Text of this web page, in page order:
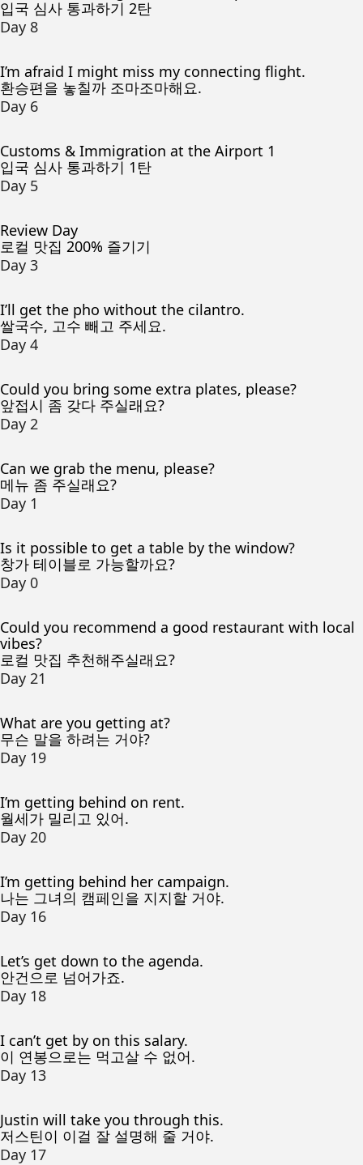
입국 심사 통과하기 2탄
Day 8
I’m afraid I might miss my connecting flight.
환승편을 놓칠까 조마조마해요.
Day 6
Customs & Immigration at the Airport 1
입국 심사 통과하기 1탄
Day 5
Review Day
로컬 맛집 200% 즐기기
Day 3
I’ll get the pho without the cilantro.
쌀국수, 고수 빼고 주세요.
Day 4
Could you bring some extra plates, please?
앞접시 좀 갖다 주실래요?
Day 2
Can we grab the menu, please?
메뉴 좀 주실래요?
Day 1
Is it possible to get a table by the window?
창가 테이블로 가능할까요?
Day 0
Could you recommend a good restaurant with local
vibes?
로컬 맛집 추천해주실래요?
Day 21
What are you getting at?
무슨 말을 하려는 거야?
Day 19
I’m getting behind on rent.
월세가 밀리고 있어.
Day 20
I’m getting behind her campaign.
나는 그녀의 캠페인을 지지할 거야.
Day 16
Let’s get down to the agenda.
안건으로 넘어가죠.
Day 18
I can’t get by on this salary.
이 연봉으로는 먹고살 수 없어.
Day 13
Justin will take you through this.
저스틴이 이걸 잘 설명해 줄 거야.
Day 17